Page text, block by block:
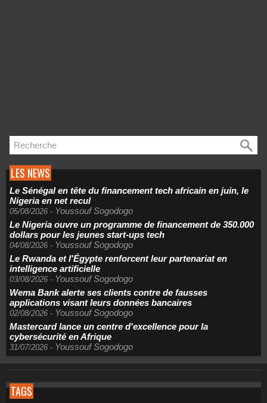
LES NEWS
Le Sénégal en tête du financement tech africain en juin, le
Nigeria en net recul
05/08/2026 - Youssouf Sogodogo
Le Nigeria ouvre un programme de financement de 350.000
dollars pour les jeunes start-ups tech
04/08/2026 - Youssouf Sogodogo
Le Rwanda et l'Égypte renforcent leur partenariat en
intelligence artificielle
03/08/2026 - Youssouf Sogodogo
Wema Bank alerte ses clients contre de fausses
applications visant leurs données bancaires
02/08/2026 - Youssouf Sogodogo
Mastercard lance un centre d'excellence pour la
cybersécurité en Afrique
31/07/2026 - Youssouf Sogodogo
TAGS